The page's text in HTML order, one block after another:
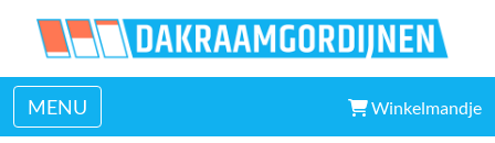
MENU Winkelmandje
✓ Veel uit voorraad leverbaar